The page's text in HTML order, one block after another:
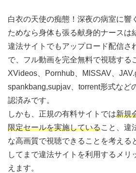
白衣の天使の痴態！深夜の病室に響
ためなら身体も張る献身的ナースは
違法サイトでもアップロード配信さ
で、フル動画を完全無料で視聴する
XVideos、Pornhub、MISSAV、
spankbang,supjav、torrent形式など
認済みです。
しかも、正規の有料サイトでは新規
限定セールを実施していること、違
な高画質で視聴できることを考える
してまで違法サイトを利用するメリ
えます。